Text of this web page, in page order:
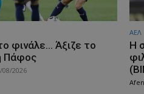
φινάλε… Άξιζε το
Πάφος
08/2026
ΑΕΛ
H